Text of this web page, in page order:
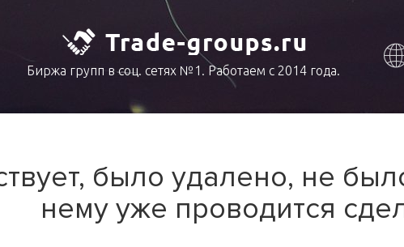
Биржа групп в соц. сетях №1. Работаем с 2014 года.
было удалено, не
нему уже проводится